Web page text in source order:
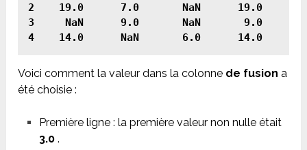
2    19.0      7.0       NaN      19.0
3     NaN      9.0       NaN       9.0
Voici comment la valeur dans la colonne de fusion a
été choisie :
Première ligne : la première valeur non nulle était
3.0.